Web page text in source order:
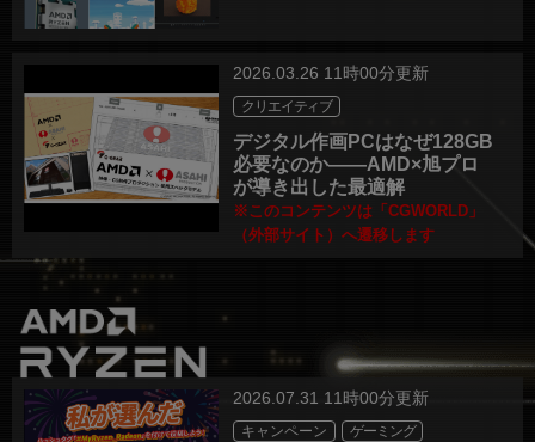
2026.03.26 11時00分更新
クリエイティブ
デジタル作画PCはなぜ128GB
必要なのか――AMD×旭プロ
が導き出した最適解
※このコンテンツは「CGWORLD」
（外部サイト）へ遷移します
2026.07.31 11時00分更新
キャンペーン
ゲーミング